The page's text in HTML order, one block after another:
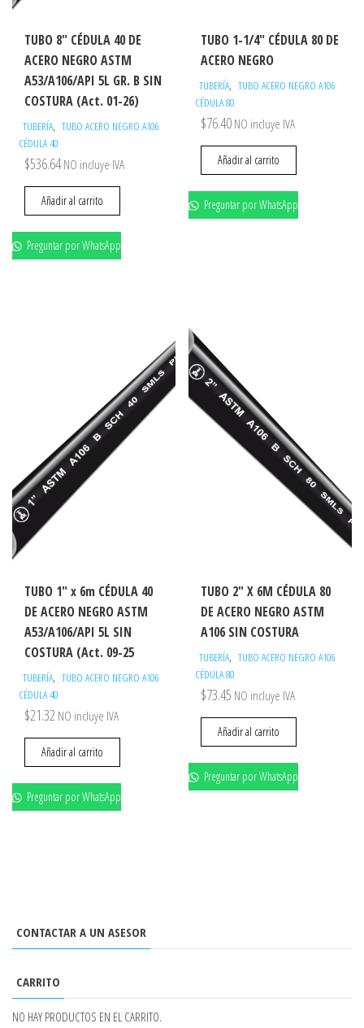
TUBO 8″ CÉDULA 40 DE
ACERO NEGRO ASTM
A53/A106/API 5L GR. B SIN
COSTURA (Act. 01-26)
TUBERÍA, TUBO ACERO NEGRO A106
CÉDULA 40
$536.64 NO incluye IVA
Añadir al carrito
Preguntar por WhatsApp
TUBO 1-1/4″ CÉDULA 80 DE
ACERO NEGRO
TUBERÍA, TUBO ACERO NEGRO A106
CÉDULA 80
$76.40 NO incluye IVA
Añadir al carrito
Preguntar por WhatsApp
TUBO 1″ x 6m CÉDULA 40
DE ACERO NEGRO ASTM
A53/A106/API 5L SIN
COSTURA (Act. 09-25
TUBERÍA, TUBO ACERO NEGRO A106
CÉDULA 40
$21.32 NO incluye IVA
Añadir al carrito
Preguntar por WhatsApp
TUBO 2″ X 6M CÉDULA 80
DE ACERO NEGRO ASTM
A106 SIN COSTURA
TUBERÍA, TUBO ACERO NEGRO A106
CÉDULA 80
$73.45 NO incluye IVA
Añadir al carrito
Preguntar por WhatsApp
CONTACTAR A UN ASESOR
CARRITO
NO HAY PRODUCTOS EN EL CARRITO.